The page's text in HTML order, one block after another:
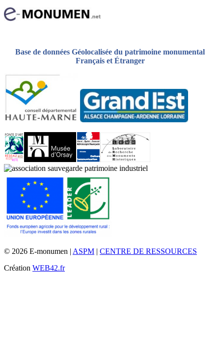
Base de données Géolocalisée du patrimoine monumental
Français et Étranger
© 2026 E-monumen | ASPM | CENTRE DE RESSOURCES
Création WEB42.fr